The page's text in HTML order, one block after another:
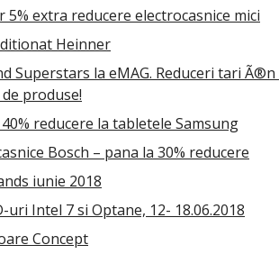
5% extra reducere electrocasnice mici
Heinner
Superstars la eMAG. Reduceri tari
de produse!
reducere la tabletele Samsung
Bosch – pana la 30% reducere
iunie 2018
uri Intel 7 si Optane, 12- 18.06.2018
Concept